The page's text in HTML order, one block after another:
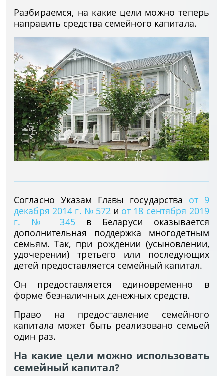
Разбираемся, на какие цели можно теперь
направить средства семейного капитала.
Согласно Указам Главы государства от 9
декабря 2014 г. № 572 и от 18 сентября 2019
г.
№ 345в Беларуси оказывается
дополнительная поддержка многодетным
семьям. Так, при рождении (усыновлении,
удочерении) третьего или последующих
детей предоставляется семейный капитал.
Он предоставляется единовременно в
форме безналичных денежных средств.
Право на предоставление семейного
капитала может быть реализовано семьей
один раз.
На какие цели можно использовать
семейный капитал?